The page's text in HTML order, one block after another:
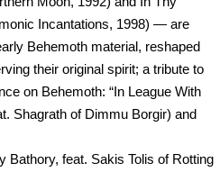
Incantations, 1998) — are
Behemoth material, reshaped
their original spirit; a tribute to
on Behemoth: “In League With
Shagrath of Dimmu Borgir) and
Bathory, feat. Sakis Tolis of Rotting